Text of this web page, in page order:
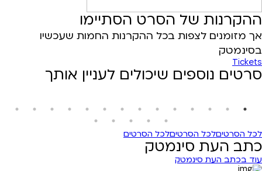
ההקרנות של הסרט הסתיימו
אך מזומנים לצפות בכל ההקרנות החמות שעכשיו
בסינמטק
Tickets
סרטים נוספים שיכולים לעניין אותך
לכל הסרטיםלכל הסרטיםלכל הסרטים
כתב העת סינמטק
עוד בכתב העת סינמטק